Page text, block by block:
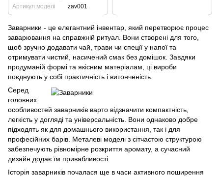
Артикул моделі
zav001
Заварники - це елегантний інвентар, який перетворює процес
заварювання на справжній ритуал. Вони створені для того,
щоб зручно додавати чай, трави чи спеції у напої та
отримувати чистий, насичений смак без домішок. Завдяки
продуманій формі та якісним матеріалам, ці вироби
поєднують у собі практичність і витонченість.
Серед
головних
особливостей заварників варто відзначити компактність,
легкість у догляді та універсальність. Вони однаково добре
підходять як для домашнього використання, так і для
професійних барів. Металеві моделі з сітчастою структурою
забезпечують рівномірне розкриття аромату, а сучасний
дизайн додає їм привабливості.
Історія заварників почалася ще в часи активного поширення